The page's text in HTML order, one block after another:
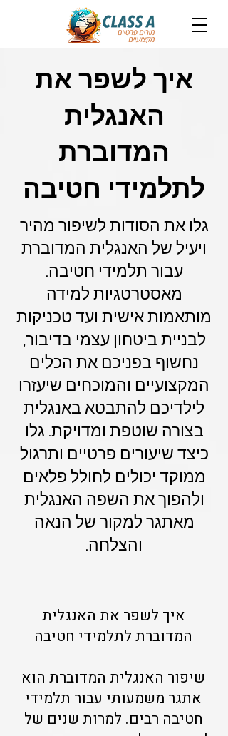
איך לשפר את
האנגלית
המדוברת
לתלמידי חטיבה
גלו את הסודות לשיפור מהיר
ויעיל של האנגלית המדוברת
עבור תלמידי חטיבה.
מאסטרטגיות למידה
מותאמות אישית ועד טכניקות
לבניית ביטחון עצמי בדיבור,
נחשוף בפניכם את הכלים
המקצועיים והמוכחים שיעזרו
לילדיכם להתבטא באנגלית
בצורה שוטפת ומדויקת. גלו
כיצד שיעורים פרטיים ותרגול
ממוקד יכולים לחולל פלאים
ולהפוך את השפה האנגלית
מאתגר למקור של הנאה
והצלחה.
איך לשפר את האנגלית
המדוברת לתלמידי חטיבה
שיפור האנגלית המדוברת הוא
אתגר משמעותי עבור תלמידי
חטיבה רבים. למרות שנים של